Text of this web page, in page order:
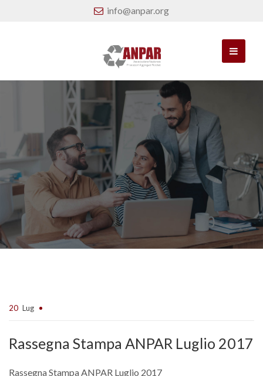
info@anpar.org
20 Lug
Rassegna Stampa ANPAR Luglio 2017
Rassegna Stampa ANPAR Luglio 2017